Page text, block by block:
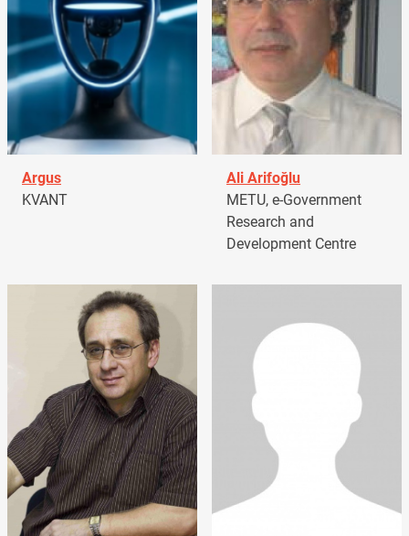
Argus
KVANT
Ali Arifoğlu
METU, e-Government
Research and
Development Centre